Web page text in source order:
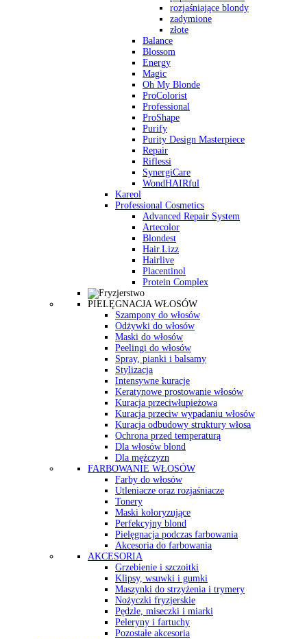
rozjaśniające blondy
zadymione
złote
Balance
Blossom
Energy
Magic
Oh My Blonde
ProColorist
Professional
ProShape
Purify
Purity Design Masterpiece
Repair
Riflessi
SynergiCare
WondHAIRful
Kareol
Professional Cosmetics
Advanced Repair System
Artecolor
Blondest
Hair.Lizz
Hairlive
Placentinol
Protein Complex
PIELĘGNACJA WŁOSÓW
Szampony do włosów
Odżywki do włosów
Maski do włosów
Peelingi do włosów
Spray, pianki i balsamy
Stylizacja
Intensywne kuracje
Keratynowe prostowanie włosów
Kuracja przeciwłupieżowa
Kuracja przeciw wypadaniu włosów
Kuracja odbudowy struktury włosa
Ochrona przed temperaturą
Dla włosów blond
Dla mężczyzn
FARBOWANIE WŁOSÓW
Farby do włosów
Utleniacze oraz rozjaśniacze
Tonery
Maski koloryzujące
Perfekcyjny blond
Pielęgnacja podczas farbowania
Akcesoria do farbowania
AKCESORIA
Grzebienie i szczoitki
Klipsy, wsuwki i gumki
Maszynki do strzyżenia i trymery
Nożyczki fryzjerskie
Pędzle, miseczki i miarki
Peleryny i fartuchy
Pozostałe akcesoria